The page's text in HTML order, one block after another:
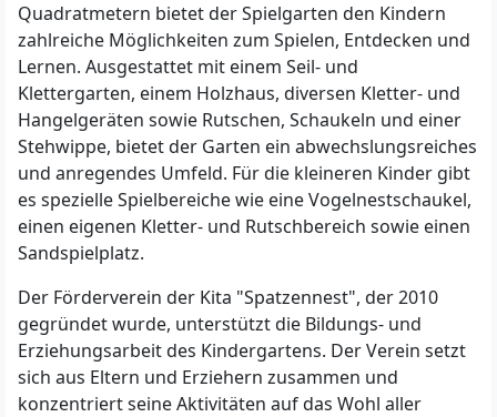
Quadratmetern bietet der Spielgarten den Kindern
zahlreiche Möglichkeiten zum Spielen, Entdecken und
Lernen. Ausgestattet mit einem Seil- und
Klettergarten, einem Holzhaus, diversen Kletter- und
Hangelgeräten sowie Rutschen, Schaukeln und einer
Stehwippe, bietet der Garten ein abwechslungsreiches
und anregendes Umfeld. Für die kleineren Kinder gibt
es spezielle Spielbereiche wie eine Vogelnestschaukel,
einen eigenen Kletter- und Rutschbereich sowie einen
Sandspielplatz.
Der Förderverein der Kita "Spatzennest", der 2010
gegründet wurde, unterstützt die Bildungs- und
Erziehungsarbeit des Kindergartens. Der Verein setzt
sich aus Eltern und Erziehern zusammen und
konzentriert seine Aktivitäten auf das Wohl aller